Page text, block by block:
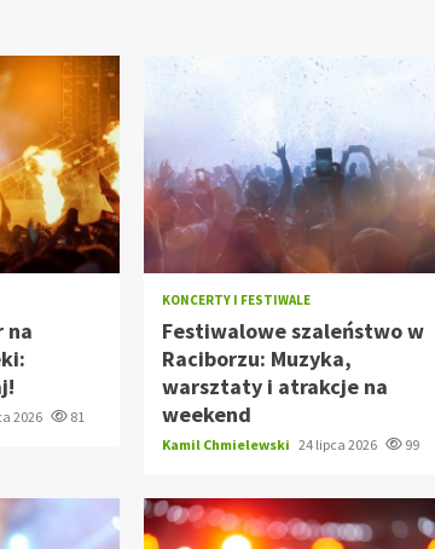
na
2026 81
KONCERTY I FESTIWALE
Festiwalowe szaleństwo w
Raciborzu: Muzyka,
warsztaty i atrakcje na
weekend
Kamil Chmielewski 24 lipca 2026 99